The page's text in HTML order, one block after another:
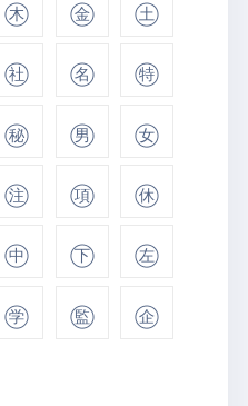
㊍ ㊎
㊏
㊓ ㊔
㊕
㊙ ㊚
㊛
㊟ ㊠
㊡
㊥ ㊦
㊧
㊫ ㊬
㊭